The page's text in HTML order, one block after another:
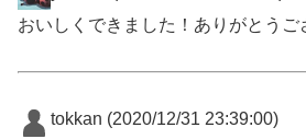
おいしくできました！ありがとうご
tokkan (2020/12/31 23:39:00)